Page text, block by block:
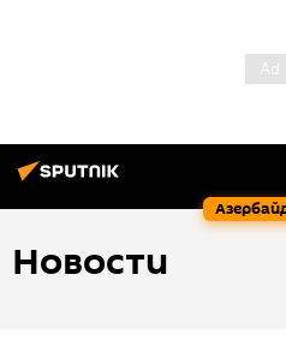
Новости